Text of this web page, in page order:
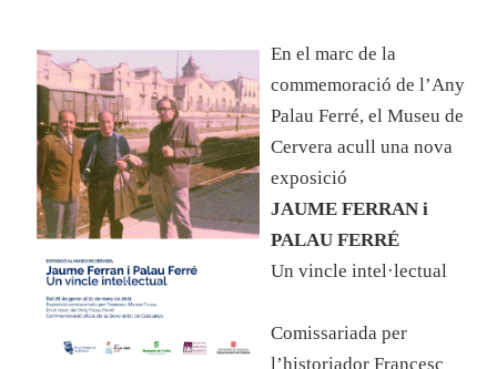
En el marc de la
commemoració de l’Any
Palau Ferré, el Museu de
Cervera acull una nova
exposició
JAUME FERRAN i
PALAU FERRÉ
Un vincle intel·lectual
Comissariada per
l’historiador Francesc